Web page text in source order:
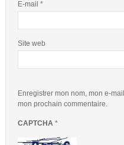
E-mail *
Site web
Enregistrer mon nom, mon e-
mon prochain commentaire.
CAPTCHA *